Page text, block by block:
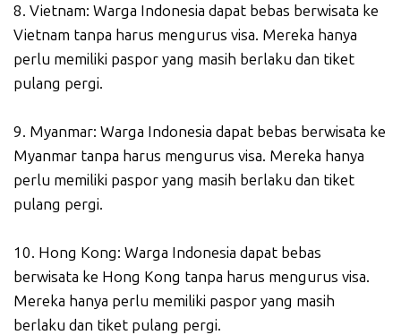
8. Vietnam: Warga Indonesia dapat bebas berwisata ke
Vietnam tanpa harus mengurus visa. Mereka hanya
perlu memiliki paspor yang masih berlaku dan tiket
pulang pergi.
9. Myanmar: Warga Indonesia dapat bebas berwisata ke
Myanmar tanpa harus mengurus visa. Mereka hanya
perlu memiliki paspor yang masih berlaku dan tiket
pulang pergi.
10. Hong Kong: Warga Indonesia dapat bebas
berwisata ke Hong Kong tanpa harus mengurus visa.
Mereka hanya perlu memiliki paspor yang masih
berlaku dan tiket pulang pergi.